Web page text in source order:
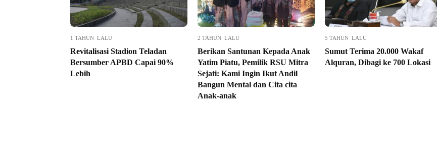
1 TAHUN LALU
Revitalisasi Stadion Teladan
Bersumber APBD Capai 90%
Lebih
2 TAHUN LALU
Berikan Santunan Kepada Anak
Yatim Piatu, Pemilik RSU Mitra
Sejati: Kami Ingin Ikut Andil
Bangun Mental dan Cita cita
Anak-anak
5 TAHUN LALU
Sumut Terima 20.000 Wakaf
Alquran, Dibagi ke 700 Lokasi